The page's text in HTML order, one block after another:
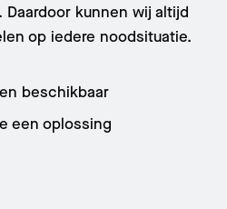
kunnen wij altijd
op iedere noodsituatie.
beschikbaar
een oplossing